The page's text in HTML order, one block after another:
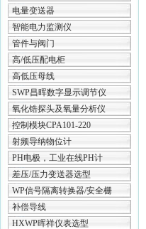
电量变送器
智能电力监测仪
管件与阀门
高/低压配电柜
高低压母线
SWP昌晖数字显示调节仪
氧化锆探头及氧量分析仪
控制模块CPA101-220
射频导纳物位计
PH电极，工业在线PH计
差压/压力变送器选型
WP信号隔离转换器/安全栅
补偿导线
HXWP晖祥仪表选型